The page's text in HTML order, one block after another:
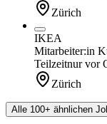
Zürich
IKEA
Mitarbeiter:in
Teilzeitnur vor
Zürich
Alle 100+ ähnlichen